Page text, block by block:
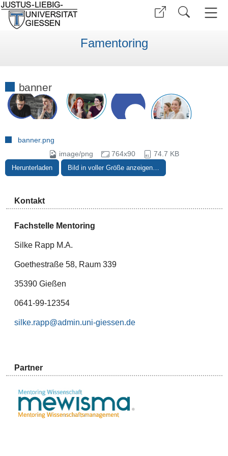
Famentoring
banner
banner.png
image/png
764x90 74.7 KB
Herunterladen Bild in voller Größe anzeigen…
Kontakt
Fachstelle Mentoring
Silke Rapp M.A.
Goethestraße 58, Raum 339
35390 Gießen
0641-99-12354
silke.rapp@admin.uni-giessen.de
Partner